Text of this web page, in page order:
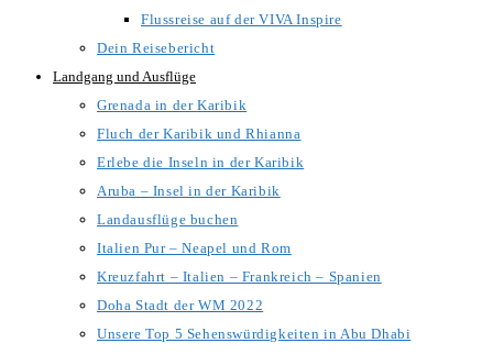
Flussreise auf der VIVA Inspire
Dein Reisebericht
Landgang und Ausflüge
Grenada in der Karibik
Fluch der Karibik und Rhianna
Erlebe die Inseln in der Karibik
Aruba – Insel in der Karibik
Landausflüge buchen
Italien Pur – Neapel und Rom
Kreuzfahrt – Italien – Frankreich – Spanien
Doha Stadt der WM 2022
Unsere Top 5 Sehenswürdigkeiten in Abu Dhabi